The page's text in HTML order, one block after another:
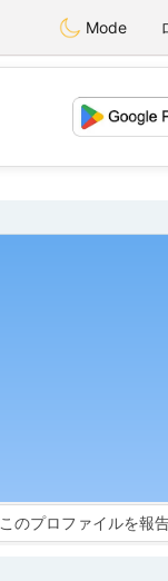
Mode
このプロファイルを報